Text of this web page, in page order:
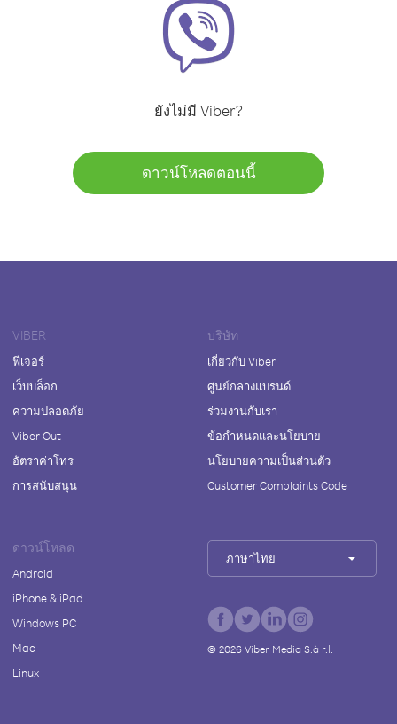
ยังไม่มี Viber?
ดาวน์โหลดตอนนี้
VIBER
ฟีเจอร์
เว็บบล็อก
ความปลอดภัย
Viber Out
อัตราค่าโทร
การสนับสนุน
บริษัท
เกี่ยวกับ Viber
ศูนย์กลางแบรนด์
ร่วมงานกับเรา
ข้อกำหนดและนโยบาย
นโยบายความเป็นส่วนตัว
Customer Complaints Code
ดาวน์โหลด
Android
iPhone & iPad
Windows PC
Mac
Linux
ภาษาไทย
© 2026Viber Media S.à r.l.